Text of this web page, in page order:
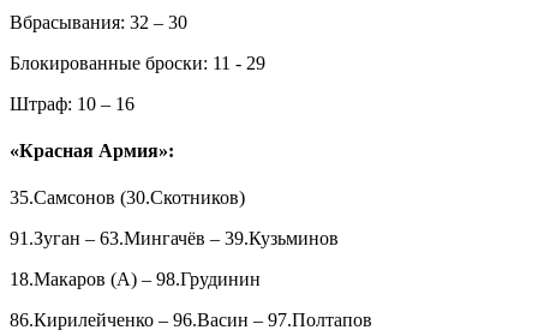
Вбрасывания: 32 – 30
Блокированные броски: 11 - 29
Штраф: 10 – 16
«Красная Армия»:
35.Самсонов (30.Скотников)
91.Зуган – 63.Мингачёв – 39.Кузьминов
18.Макаров (А) – 98.Грудинин
86.Кирилейченко – 96.Васин – 97.Полтапов